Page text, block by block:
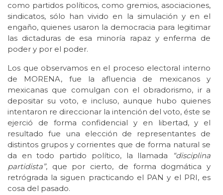
como partidos políticos, como gremios, asociaciones,
sindicatos, sólo han vivido en la simulación y en el
engaño, quienes usaron la democracia para legitimar
las dictaduras de esa minoría rapaz y enferma de
poder y por el poder.
Los que observamos en el proceso electoral interno
de MORENA, fue la afluencia de mexicanos y
mexicanas que comulgan con el obradorismo, ir a
depositar su voto, e incluso, aunque hubo quienes
intentaron re direccionar la intención del voto, éste se
ejerció de forma confidencial y en libertad, y el
resultado fue una elección de representantes de
distintos grupos y corrientes que de forma natural se
da en todo partido político, la llamada
“disciplina
partidista”, que por cierto, de forma dogmática y
retrógrada la siguen practicando el PAN y el PRI, es
cosa del pasado.